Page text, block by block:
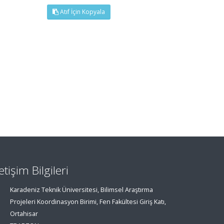
Atıf İçin Kopyala
Bilgileri
Karadeniz Teknik Üniversitesi, Bilimsel Araştırma
Projeleri Koordinasyon Birimi, Fen Fakültesi Giriş Katı,
Ortahisar